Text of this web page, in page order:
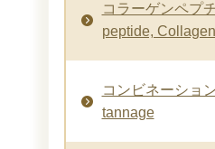
コラーゲンペプ
peptide,
コンビネーショ
tannage